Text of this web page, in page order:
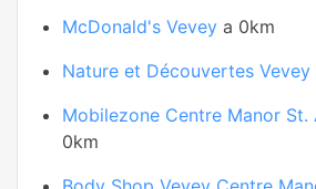
McDonald's Vevey a 0km
Nature et Découvertes Vevey
Mobilezone Centre Manor St.
0km